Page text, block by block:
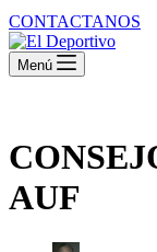
CONTACTANOS
Menú
AUF